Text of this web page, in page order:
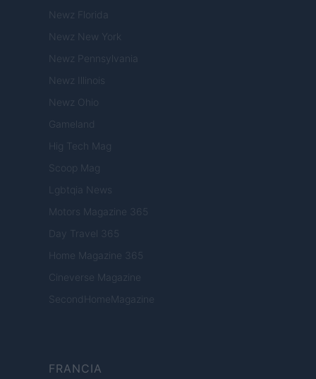
Newz Florida
Newz New York
Newz Pennsylvania
Newz Illinois
Newz Ohio
Gameland
Hig Tech Mag
Scoop Mag
Lgbtqia News
Motors Magazine 365
Day Travel 365
Home Magazine 365
Cineverse Magazine
SecondHomeMagazine
FRANCIA